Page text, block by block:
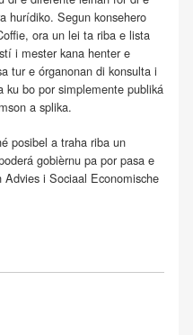
hurídiko. Segun konsehero
ora un lei ta riba e lista
i mester kana henter e
tur e órganonan di konsulta i
ku bo por simplemente publiká
a splika.
posibel a traha riba un
gobièrnu pa por pasa e
i Sociaal Economische